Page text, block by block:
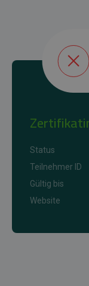
Status
Teilnehmer ID
Gültig bis
Website